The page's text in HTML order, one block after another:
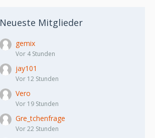
Neueste Mitglieder
gemix
Vor 4 Stunden
jay101
Vor 12 Stunden
Vero
Vor 19 Stunden
Gre_tchenfrage
Vor 22 Stunden